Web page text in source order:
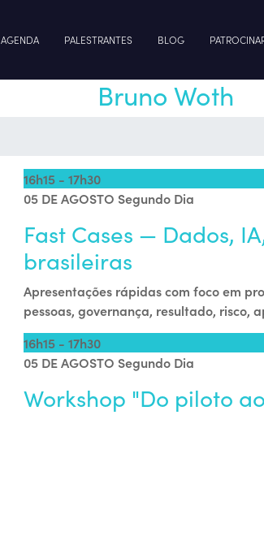
AGENDA PALESTRANTES BLOG
Bruno Woth
16h15 - 17h30
05 DE AGOSTO Segundo Dia
Fast Cases — Dados,
brasileiras
Apresentações rápidas com foco em
pessoas, governança, resultado, risco,
16h15 - 17h30
05 DE AGOSTO Segundo Dia
Workshop "Do piloto